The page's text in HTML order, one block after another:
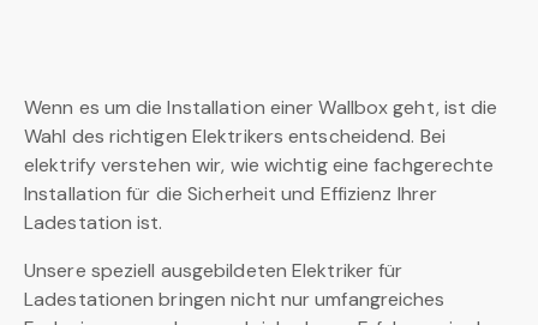
Wenn es um die Installation einer Wallbox geht, ist die
Wahl des richtigen Elektrikers entscheidend. Bei
elektrify verstehen wir, wie wichtig eine fachgerechte
Installation für die Sicherheit und Effizienz Ihrer
Ladestation ist.
Unsere speziell ausgebildeten Elektriker für
Ladestationen bringen nicht nur umfangreiches